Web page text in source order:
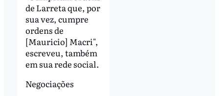
de Larreta que, por
sua vez, cumpre
ordens de
[Mauricio] Macri",
escreveu, também
em sua rede social.
Negociações